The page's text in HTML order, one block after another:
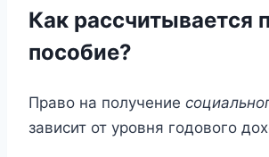
Как рассчитывается
пособие?
Право на получение
зависит от уровня годового